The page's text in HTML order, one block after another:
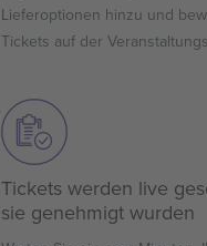
Lieferoptionen hinzu und
Tickets auf der
Tickets werden live
sie genehmigt wurden